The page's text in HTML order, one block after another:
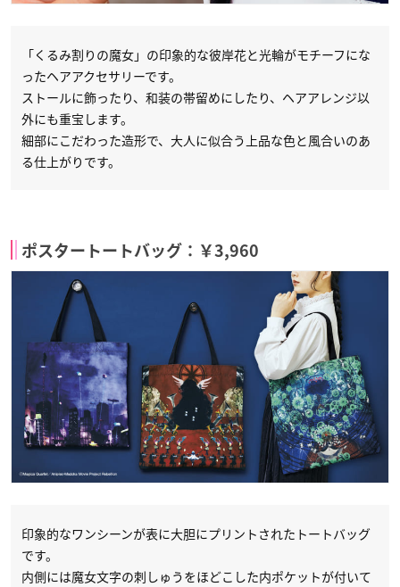
「くるみ割りの魔女」の印象的な彼岸花と光輪がモチーフにな
ったヘアアクセサリーです。
ストールに飾ったり、和装の帯留めにしたり、ヘアアレンジ以
外にも重宝します。
細部にこだわった造形で、大人に似合う上品な色と風合いのあ
る仕上がりです。
ポスタートートバッグ：￥3,960
印象的なワンシーンが表に大胆にプリントされたトートバッグ
です。
内側には魔女文字の刺しゅうをほどこした内ポケットが付いて